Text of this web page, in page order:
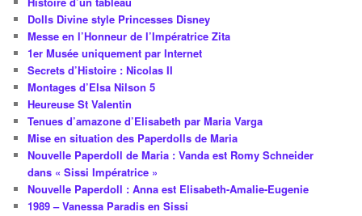
Dolls Divine style Princesses Disney
Messe en l’Honneur de l’Impératrice Zita
1er Musée uniquement par Internet
Secrets d’Histoire : Nicolas II
Montages d’Elsa Nilson 5
Heureuse St Valentin
Tenues d’amazone d’Elisabeth par Maria Varga
Mise en situation des Paperdolls de Maria
Nouvelle Paperdoll de Maria : Vanda est Romy Schneider
dans « Sissi Impératrice »
Nouvelle Paperdoll : Anna est Elisabeth-Amalie-Eugenie
1989 – Vanessa Paradis en Sissi